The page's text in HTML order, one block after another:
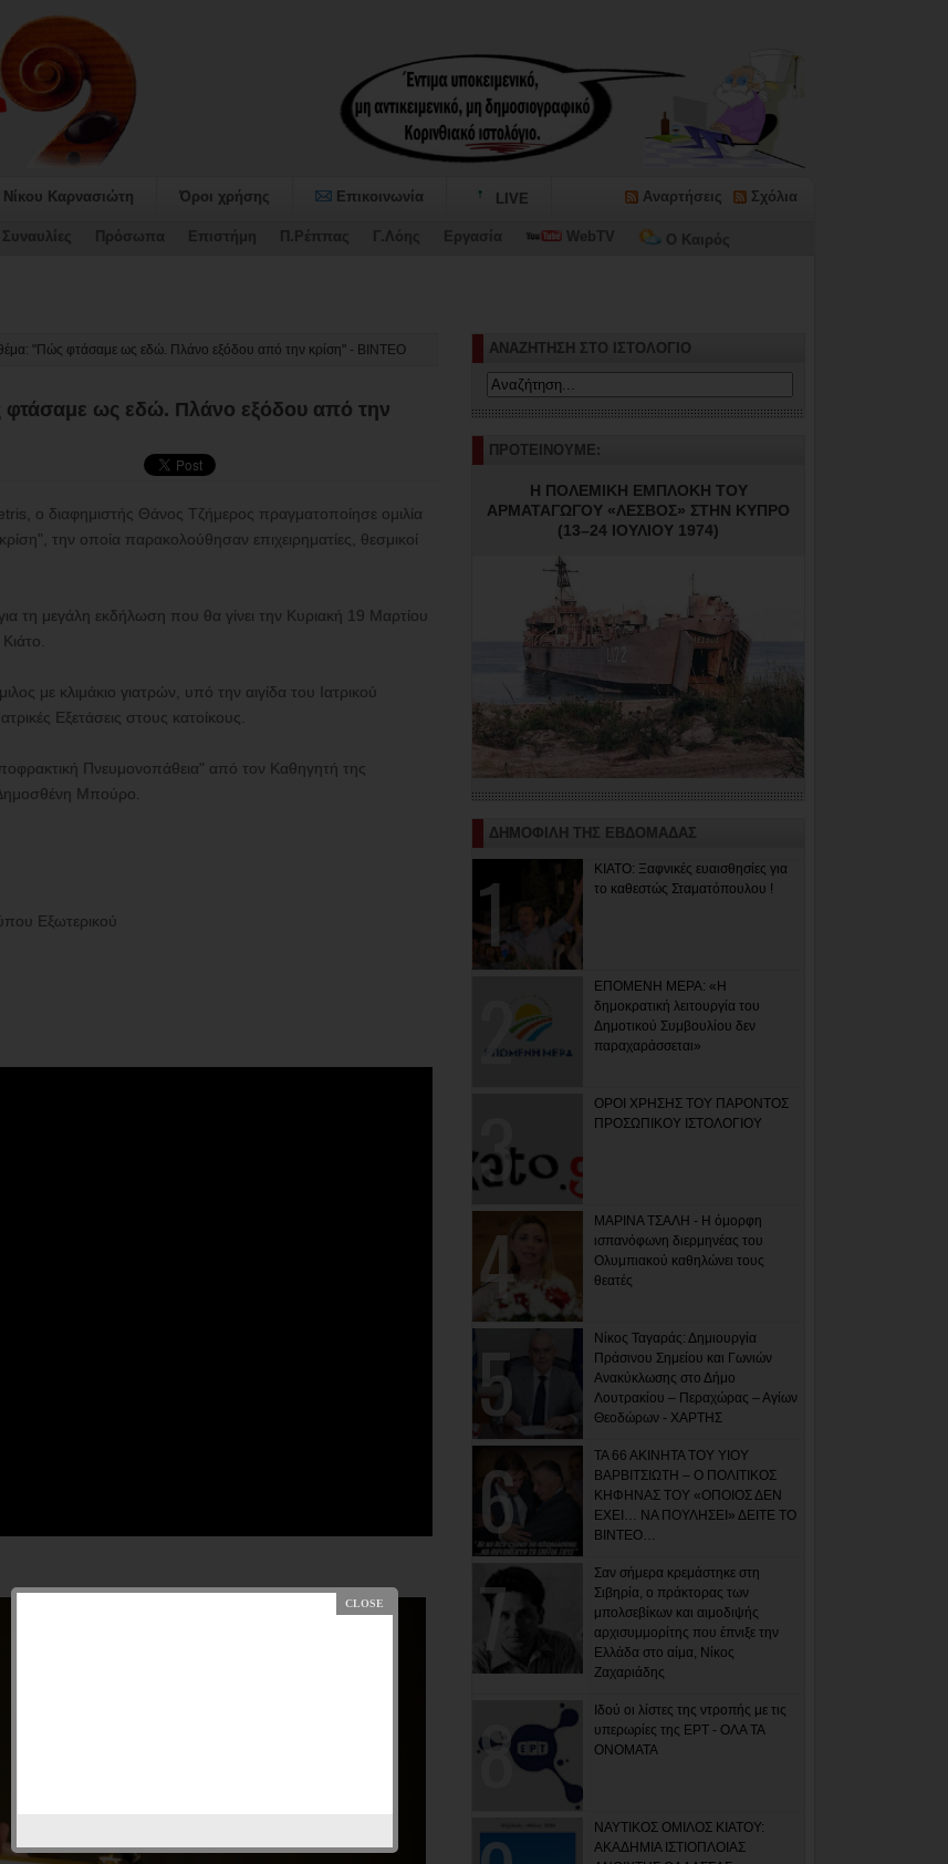
Νίκου Καρνασιώτη Όροι χρήσης Επικοινωνία LIVE Αναρτήσεις Σχόλια
Συναυλίες Πρόσωπα Επιστήμη Π.Ρέππας Γ.Λόης Εργασία WebTV Ο Καιρός
τον Προϋπολογισμό και το Τεχνικό Πρόγραμμα 2026 τ_
"Πώς φτάσαμε ως εδώ. Πλάνο εξόδου από την κρίση" - BINTEO
ως εδώ. Πλάνο εξόδου από την
o διαφημιστής Θάνος Τζήμερος πραγματοποίησε ομιλία
την οποία παρακολούθησαν επιχειρηματίες, θεσμικοί
τη μεγάλη εκδήλωση που θα γίνει την Κυριακή 19 Μαρτίου
με κλιμάκιο γιατρών, υπό την αιγίδα του Ιατρικού
Εξετάσεις στους κατοίκους.
Πνευμονοπάθεια" από τον Καθηγητή της
Μπούρο.
Εξωτερικού
ΑΝΑΖΗΤΗΣΗ ΣΤΟ ΙΣΤΟΛΟΓΙΟ
ΠΡΟΤΕΙΝΟΥΜΕ:
Η ΠΟΛΕΜΙΚΗ ΕΜΠΛΟΚΗ ΤΟΥ
ΑΡΜΑΤΑΓΩΓΟΥ «ΛΕΣΒΟΣ» ΣΤΗΝ ΚΥΠΡΟ
(13–24 ΙΟΥΛΙΟΥ 1974)
ΔΗΜΟΦΙΛΗ ΤΗΣ ΕΒΔΟΜΑΔΑΣ
ΚΙΑΤΟ: Ξαφνικές ευαισθησίες για
το καθεστώς Σταματόπουλου !
ΕΠΟΜΕΝΗ ΜΕΡΑ: «Η
δημοκρατική λειτουργία του
Δημοτικού Συμβουλίου δεν
παραχαράσσεται»
ΟΡΟΙ ΧΡΗΣΗΣ ΤΟΥ ΠΑΡΟΝΤΟΣ
ΠΡΟΣΩΠΙΚΟΥ ΙΣΤΟΛΟΓΙΟΥ
ΜΑΡΙΝΑ ΤΣΑΛΗ - Η όμορφη
ισπανόφωνη διερμηνέας του
Ολυμπιακού καθηλώνει τους
θεατές
Νίκος Ταγαράς: Δημιουργία
Πράσινου Σημείου και Γωνιών
Ανακύκλωσης στο Δήμο
Λουτρακίου – Περαχώρας – Αγίων
Θεοδώρων - ΧΑΡΤΗΣ
ΤΑ 66 ΑΚΙΝΗΤΑ ΤΟΥ ΥΙΟΥ
ΒΑΡΒΙΤΣΙΩΤΗ – Ο ΠΟΛΙΤΙΚΟΣ
ΚΗΦΗΝΑΣ ΤΟΥ «ΟΠΟΙΟΣ ΔΕΝ
ΕΧΕΙ… ΝΑ ΠΟΥΛΗΣΕΙ» ΔΕΙΤΕ ΤΟ
ΒΙΝΤΕΟ…
Σαν σήμερα κρεμάστηκε στη
Σιβηρία, ο πράκτορας των
μπολσεβίκων και αιμοδιψής
αρχισυμμορίτης που έπνιξε την
Ελλάδα στο αίμα, Νίκος
Ζαχαριάδης
Ιδού οι λίστες της ντροπής με τις
υπερωρίες της ΕΡΤ - ΟΛΑ ΤΑ
ΟΝΟΜΑΤΑ
ΝΑΥΤΙΚΟΣ ΟΜΙΛΟΣ ΚΙΑΤΟΥ:
ΑΚΑΔΗΜΙΑ ΙΣΤΙΟΠΛΟΙΑΣ